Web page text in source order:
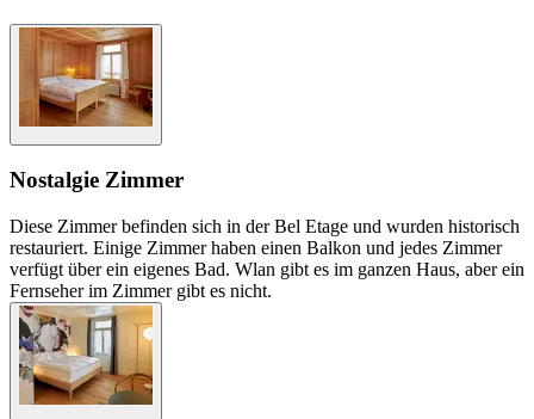
Nostalgie Zimmer
Diese Zimmer befinden sich in der Bel Etage und wurden historisch
restauriert. Einige Zimmer haben einen Balkon und jedes Zimmer
verfügt über ein eigenes Bad. Wlan gibt es im ganzen Haus, aber ein
Fernseher im Zimmer gibt es nicht.